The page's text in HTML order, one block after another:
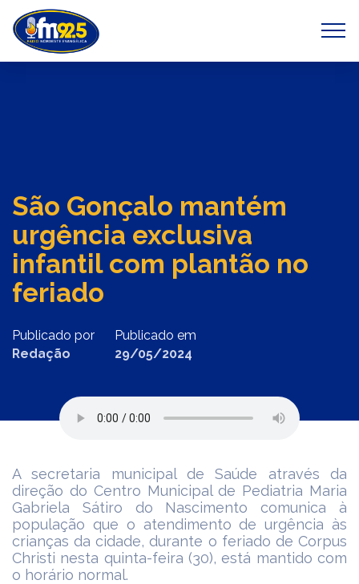
Previous Next
São Gonçalo mantém
urgência exclusiva
infantil com plantão no
feriado
Publicado por
Redação
Publicado em
29/05/2024
A secretaria municipal de Saúde através da
direção do Centro Municipal de Pediatria Maria
Gabriela Sátiro do Nascimento comunica à
população que o atendimento de urgência às
crianças da cidade, durante o feriado de Corpus
Christi nesta quinta-feira (30), está mantido com
o horário normal.